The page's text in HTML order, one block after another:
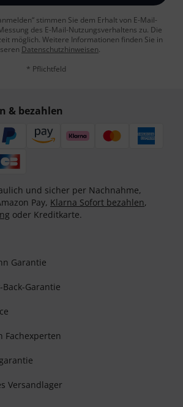
stimmen Sie dem Erhalt von E-Mail-
des E-Mail-Nutzungsverhaltens zu. Die
möglich. Weitere Informationen finden Sie in
Datenschutzhinweisen.
* Pflichtfeld
& bezahlen
und sicher per Nachnahme,
Pay, Klarna Sofort bezahlen,
oder Kreditkarte.
Garantie
Back-Garantie
Fachexperten
Versandlager